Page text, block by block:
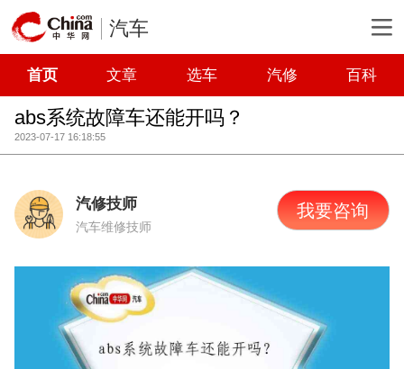
汽车
首页 文章 选车 汽修 百科
abs系统故障车还能开吗？
2023-07-17 16:18:55
汽修技师
汽车维修技师
我要咨询